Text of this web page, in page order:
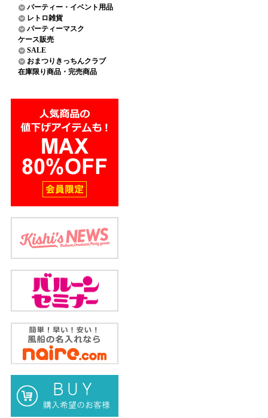
パーティー・イベント用品
レトロ雑貨
パーティーマスク
ケース販売
SALE
おまつりきっちんクラブ
在庫限り商品・完売商品